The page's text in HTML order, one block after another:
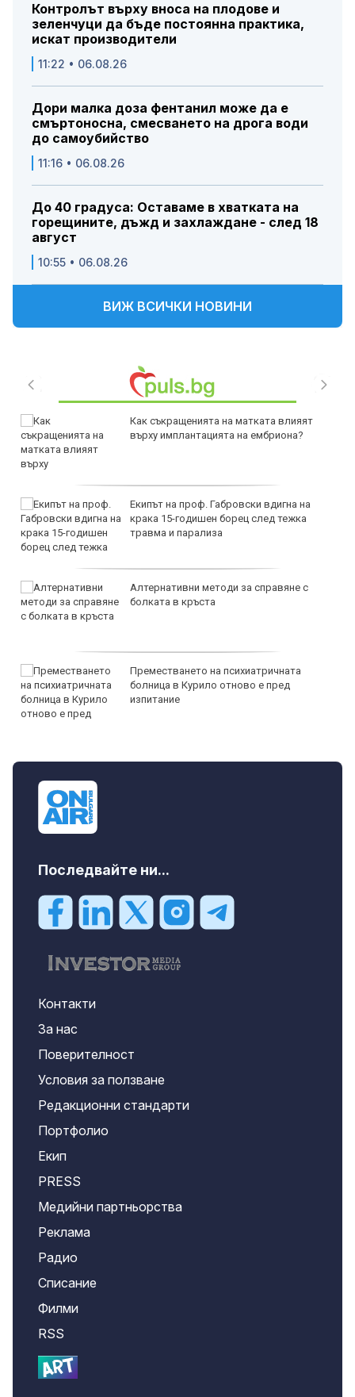
Контролът върху вноса на плодове и
зеленчуци да бъде постоянна практика,
искат производители
11:22 • 06.08.26
Дори малка доза фентанил може да е
смъртоносна, смесването на дрога води
до самоубийство
11:16 • 06.08.26
До 40 градуса: Оставаме в хватката на
горещините, дъжд и захлаждане - след 18
август
10:55 • 06.08.26
ВИЖ ВСИЧКИ НОВИНИ
Как съкращенията на матката влияят
върху имплантацията на ембриона?
Екипът на проф. Габровски вдигна на
крака 15-годишен борец след тежка
травма и парализа
Алтернативни методи за справяне с
болката в кръста
Преместването на психиатричната
болница в Курило отново е пред
изпитание
Последвайте ни...
Контакти
За нас
Поверителност
Условия за ползване
Редакционни стандарти
Портфолио
Екип
PRESS
Медийни партньорства
Реклама
Радио
Списание
Филми
RSS